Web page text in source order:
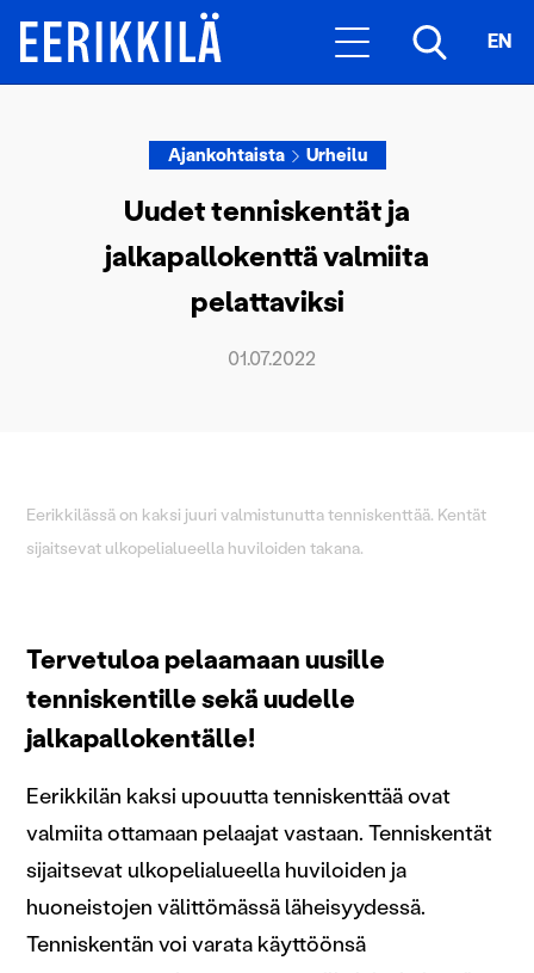
EN
Ajankohtaista Urheilu
Uudet tenniskentät ja
jalkapallokenttä valmiita
pelattaviksi
01.07.2022
Eerikkilässä on kaksi juuri valmistunutta tenniskenttää. Kentät
sijaitsevat ulkopelialueella huviloiden takana.
Tervetuloa pelaamaan uusille
tenniskentille sekä uudelle
jalkapallokentälle!
Eerikkilän kaksi upouutta tenniskenttää ovat
valmiita ottamaan pelaajat vastaan. Tenniskentät
sijaitsevat ulkopelialueella huviloiden ja
huoneistojen välittömässä läheisyydessä.
Tenniskentän voi varata käyttöönsä